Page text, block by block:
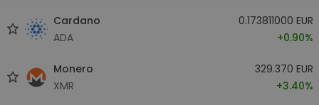
Cardano
ADA
0.173811000 EUR
+0.90%
Monero
XMR
329.370 EUR
+3.40%